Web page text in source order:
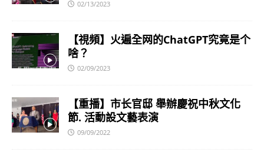
02/13/2023
【視頻】火遍全网的ChatGPT究竟是个
啥？
02/09/2023
【重播】市长官邸 舉辦慶祝中秋文化
節. 活動設文藝表演
09/09/2022